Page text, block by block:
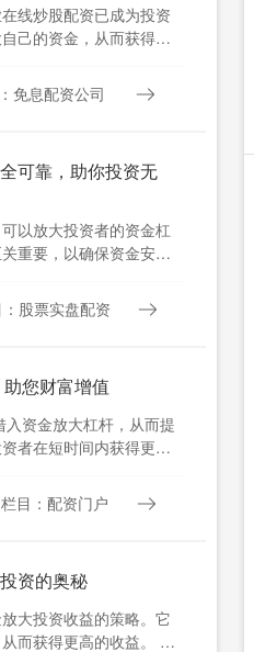
线炒股配资已成为投资
己的资金，从而获得更
免息配资公司
可靠，助你投资无
以放大投资者的资金杠
重要，以确保资金安全
股票实盘配资
您财富增值
资金放大杠杆，从而提
者在短时间内获得更高
栏目：配资门户
资的奥秘
大投资收益的策略。它
而获得更高的收益。 配